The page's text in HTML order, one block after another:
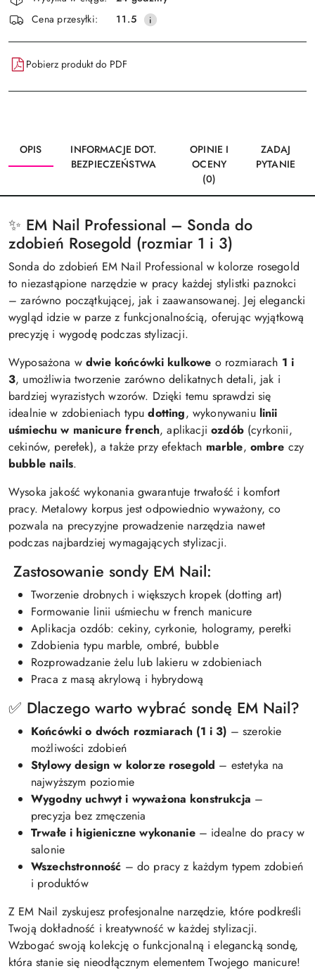
Wyślij
dostawa
Cena przesyłki:
11.5
Pobierz produkt do PDF
OPIS
INFORMACJE DOT.
BEZPIECZEŃSTWA
OPINIE I
OCENY
(0)
ZADAJ
PYTANIE
✨ EM Nail Professional – Sonda do
zdobień Rosegold (rozmiar 1 i 3)
Sonda do zdobień EM Nail Professional w kolorze rosegold
to niezastąpione narzędzie w pracy każdej stylistki paznokci
– zarówno początkującej, jak i zaawansowanej. Jej elegancki
wygląd idzie w parze z funkcjonalnością, oferując wyjątkową
precyzję i wygodę podczas stylizacji.
Wyposażona wdwie końcówki kulkowe o rozmiarach 1 i
3, umożliwia tworzenie zarówno delikatnych detali, jak i
bardziej wyrazistych wzorów. Dzięki temu sprawdzi się
idealnie w zdobieniach typudotting, wykonywaniu linii
uśmiechu w manicure french, aplikacjiozdób(cyrkonii,
cekinów, perełek), a także przy efektach marble, ombre czy
bubble nails.
Wysoka jakość wykonania gwarantuje trwałość i komfort
pracy. Metalowy korpus jest odpowiednio wyważony, co
pozwala na precyzyjne prowadzenie narzędzia nawet
podczas najbardziej wymagających stylizacji.
Zastosowanie sondy EM Nail:
Tworzenie drobnych i większych kropek (dotting art)
Formowanie linii uśmiechu w french manicure
Aplikacja ozdób: cekiny, cyrkonie, hologramy, perełki
Zdobienia typu marble, ombré, bubble
Rozprowadzanie żelu lub lakieru w zdobieniach
Praca z masą akrylową i hybrydową
✅ Dlaczego warto wybrać sondę EM Nail?
Końcówki o dwóch rozmiarach (1 i 3) – szerokie
możliwości zdobień
Stylowy design w kolorze rosegold – estetyka na
najwyższym poziomie
Wygodny uchwyt i wyważona konstrukcja –
precyzja bez zmęczenia
Trwałe i higieniczne wykonanie– idealne do pracy w
salonie
Wszechstronność – do pracy z każdym typem zdobień
i produktów
Z EM Nail zyskujesz profesjonalne narzędzie, które podkreśli
Twoją dokładność i kreatywność w każdej stylizacji.
Wzbogać swoją kolekcję o funkcjonalną i elegancką sondę,
która stanie się nieodłącznym elementem Twojego manicure!